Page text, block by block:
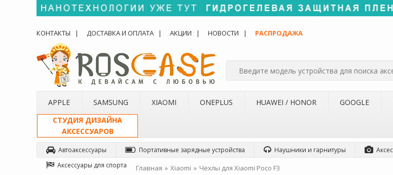
КОНТАКТЫ ДОСТАВКА И ОПЛАТА АКЦИИ НОВОСТИ РАСПРОДАЖА
APPLE SAMSUNG XIAOMI ONEPLUS HUAWEI / HONOR GOOGLE
СТУДИЯ ДИЗАЙНА
АКСЕССУАРОВ
Автоаксессуары Портативные зарядные устройства Наушники и гарнитуры
Аксессуары для спорта
Главная Xiaomi Чехлы для Xiaomi Poco F3